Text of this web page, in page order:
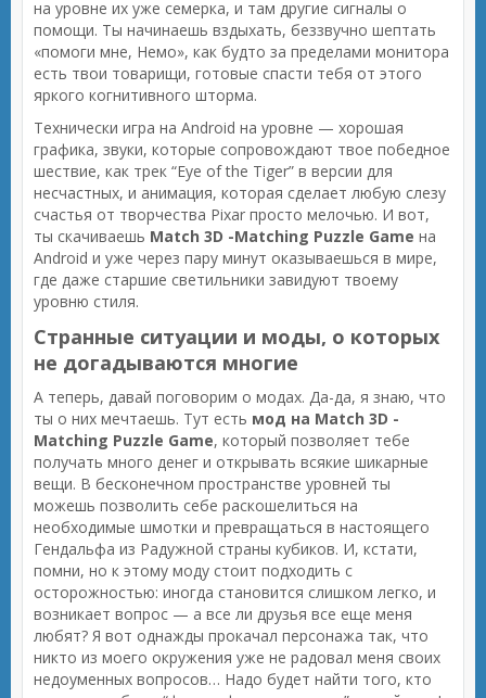
на уровне их уже семерка, и там другие сигналы о
помощи. Ты начинаешь вздыхать, беззвучно шептать
«помоги мне, Немо», как будто за пределами монитора
есть твои товарищи, готовые спасти тебя от этого
яркого когнитивного шторма.
Технически игра на Android на уровне — хорошая
графика, звуки, которые сопровождают твое победное
шествие, как трек “Eye of the Tiger” в версии для
несчастных, и анимация, которая сделает любую слезу
счастья от творчества Pixar просто мелочью. И вот,
ты скачиваешь Match 3D -Matching Puzzle Game на
Android и уже через пару минут оказываешься в мире,
где даже старшие светильники завидуют твоему
уровню стиля.
Странные ситуации и моды, о которых
не догадываются многие
А теперь, давай поговорим о модах. Да-да, я знаю, что
ты о них мечтаешь. Тут есть мод на Match 3D -
Matching Puzzle Game, который позволяет тебе
получать много денег и открывать всякие шикарные
вещи. В бесконечном пространстве уровней ты
можешь позволить себе раскошелиться на
необходимые шмотки и превращаться в настоящего
Гендальфа из Радужной страны кубиков. И, кстати,
помни, но к этому моду стоит подходить с
осторожностью: иногда становится слишком легко, и
возникает вопрос — а все ли друзья все еще меня
любят? Я вот однажды прокачал персонажа так, что
никто из моего окружения уже не радовал меня своих
недоуменных вопросов… Надо будет найти того, кто